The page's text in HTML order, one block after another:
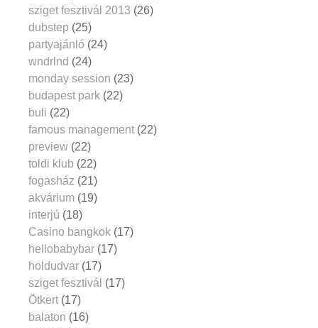
sziget fesztivál 2013 (26)
dubstep (25)
partyajánló (24)
wndrlnd (24)
monday session (23)
budapest park (22)
buli (22)
famous management (22)
preview (22)
toldi klub (22)
fogasház (21)
akvárium (19)
interjú (18)
Casino bangkok (17)
hellobabybar (17)
holdudvar (17)
sziget fesztivál (17)
Ötkert (17)
balaton (16)